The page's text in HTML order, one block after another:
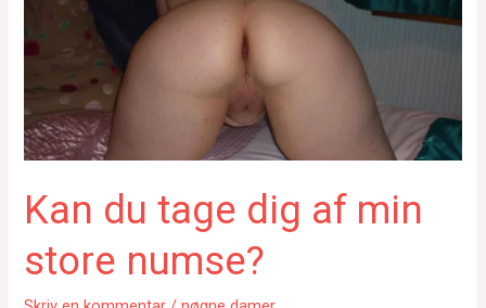
Kan du tage dig af min
store numse?